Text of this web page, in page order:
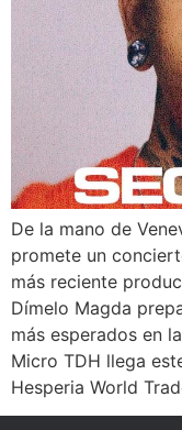
De la mano de
promete un
más reciente
Dímelo Magda
más esperados en
Micro TDH llega
Hesperia World